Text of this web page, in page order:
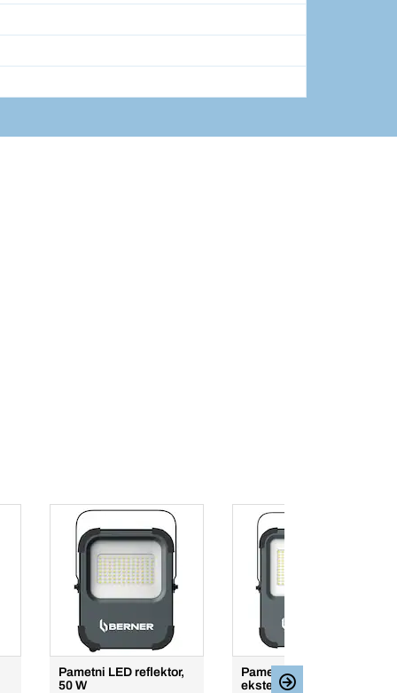
Pametni LED reflektor,
50 W
Pametni reflektor - IP65
eksterijer-interijer